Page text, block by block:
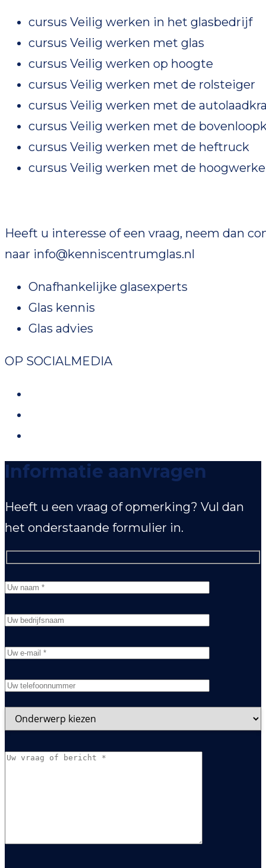
cursus Veilig werken in het glasbedrijf
cursus Veilig werken met glas
cursus Veilig werken op hoogte
cursus Veilig werken met de rolsteiger
cursus Veilig werken met de
cursus Veilig werken met de
cursus Veilig werken met de heftruck
cursus Veilig werken met de
Heeft u interesse of een vraag, neem dan
naar info@kenniscentrumglas.nl
Onafhankelijke glasexperts
Glas kennis
Glas advies
OP SOCIALMEDIA
Informatie aanvragen
Heeft u een vraag of opmerking? Vul dan
het onderstaande formulier in.